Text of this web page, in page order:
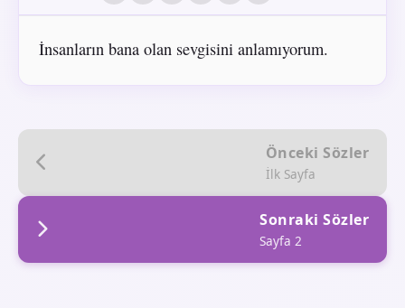
İnsanların bana olan sevgisini anlamıyorum.
Önceki Sözler
İlk Sayfa
Sonraki Sözler
Sayfa 2